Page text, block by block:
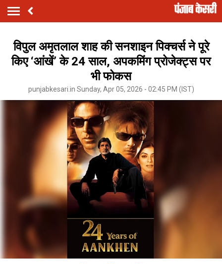
विपुल अमृतलाल शाह की सनशाइन पिक्चर्स ने पूरे
किए ‘आंखें’ के 24 साल, अपकमिंग प्रोजेक्ट्स पर
भी फोकस
punjabkesari.in Sunday, Apr 05, 2026 - 02:45 PM (IST)